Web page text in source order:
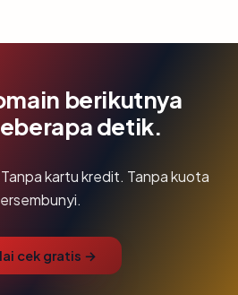
berikutnya
detik.
kartu kredit. Tanpa kuota
cek gratis →